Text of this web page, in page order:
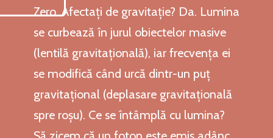
Zero. Afectați de gravitație? Da. Lumina
se curbează în jurul obiectelor masive
(lentilă gravitațională), iar frecvența ei
se modifică când urcă dintr-un puț
gravitațional (deplasare gravitațională
spre roșu). Ce se întâmplă cu lumina?